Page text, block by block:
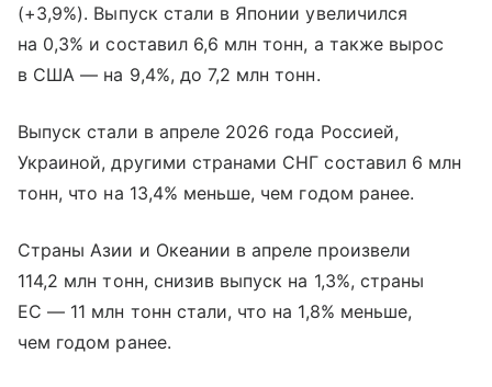
(+3,9%). Выпуск стали в Японии увеличился
на 0,3% и составил 6,6 млн тонн, а также вырос
в США — на 9,4%, до 7,2 млн тонн.
Выпуск стали в апреле 2026 года Россией,
Украиной, другими странами СНГ составил 6 млн
тонн, что на 13,4% меньше, чем годом ранее.
Страны Азии и Океании в апреле произвели
114,2 млн тонн, снизив выпуск на 1,3%, страны
ЕС — 11 млн тонн стали, что на 1,8% меньше,
чем годом ранее.